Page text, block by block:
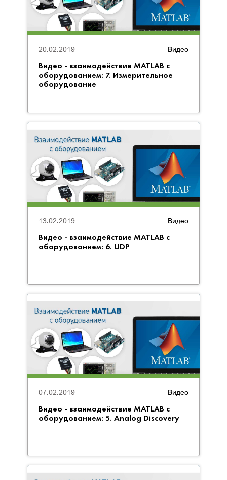
Видео
Видео - взаимодействие MATLAB с
оборудованием: 7. Измерительное
оборудование
20.02.2019
Видео
Видео - взаимодействие MATLAB с
оборудованием: 6. UDP
13.02.2019
Видео
Видео - взаимодействие MATLAB с
оборудованием: 5. Analog Discovery
07.02.2019